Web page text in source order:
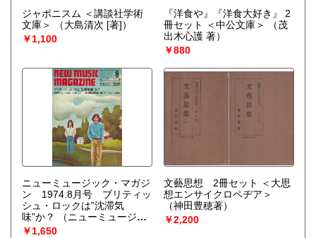
ジャポニスム ＜講談社学術
文庫＞
（大島清次 [著]）
￥1,100
『洋食や』『洋食大好き』 2
冊セット ＜中公文庫＞
（茂
出木心護 著）
￥880
ニューミュージック・マガジ
ン 1974.8月号 ブリティッ
シュ・ロックは”沈滞気
味”か？
（ニューミュージッ
ク・マガジン社 [編]）
￥1,650
文藝思想 2冊セット ＜大思
想エンサイクロペヂア＞
（神田豊穂著）
￥2,200